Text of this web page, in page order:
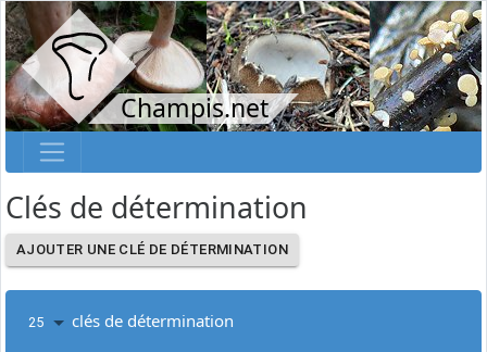
Champis.net
Clés de détermination
AJOUTER UNE CLÉ DE DÉTERMINATION
25 clés de détermination